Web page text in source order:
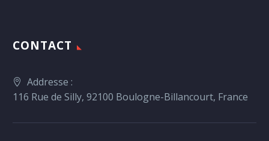
CONTACT
Addresse :
116 Rue de Silly, 92100 Boulogne-Billancourt, France